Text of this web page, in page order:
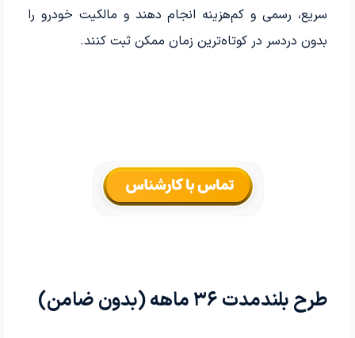
سریع، رسمی و کم‌هزینه انجام دهند و مالکیت خودرو را
بدون دردسر در کوتاه‌ترین زمان ممکن ثبت کنند.
طرح بلندمدت ۳۶ ماهه (بدون ضامن)